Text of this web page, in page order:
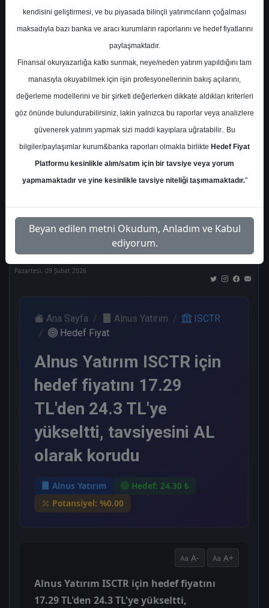
En Yüksek Tahmin
Ortalama Fiyat Tahmini
Ortalama Getiri Potansiyeli
Kurum Sayısı
21
10 1
Paralel
Get.
3
Üstü
Get.
4
Yok
1
2
Pazartesi, 09 Şubat 2026
Ana Sayfa Alnus Yatırım
ISCTR
Hedef Fiyat
Alnus Yatırım ISCTR için
hedef fiyatını 17.29
TL'den 24.3 TL'ye
yükseltti, tavsiyesini AL
olarak korudu
Alnus Yatırım
Hedef: 24.30 ₺
Potansiyel: %0.00
A- A+
Alnus Yatırım ISCTR için hedef fiyatını
17.29 TL'den 24.3 TL'ye yükseltti,
kendisini geliştirmesi, ve bu piyasada bilinçli yatırımcıların çoğalması
maksadıyla bazı banka ve aracı kurumların raporlarını ve hedef fiyatlarını
paylaşmaktadır.
Finansal okuryazarlığa katkı sunmak, neye/neden yatırım yapıldığını tam
manasıyla okuyabilmek için işin profesyonellerinin bakış açılarını,
değerleme modellerini ve bir şirketi değerlerken dikkate aldıkları kriterleri
göz önünde bulundurabilirsiniz, lakin yalnızca bu raporlar veya analizlere
güvenerek yatırım yapmak sizi maddi kayıplara uğratabilir.. Bu
bilgiler/paylaşımlar kurum&banka raporları olmakla birlikte Hedef Fiyat
Platformu kesinlikle alım/satım için bir tavsiye veya yorum
yapmamaktadır ve yine kesinlikle tavsiye niteliği taşımamaktadır."
Beyan edilen metni Okudum, Anladım ve Kabul
ediyorum.